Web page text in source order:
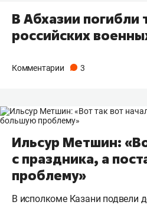
В Абхазии погибли
российских
Комментарии 3
Ильсур Метшин:
с праздника, а
проблему»
В исполкоме Казани подвели